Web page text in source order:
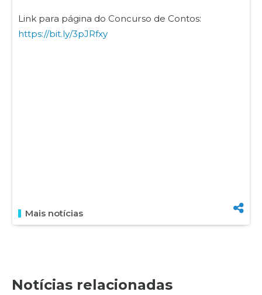
Link para página do Concurso de Contos:
https://bit.ly/3pJRfxy
Mais notícias
Notícias relacionadas